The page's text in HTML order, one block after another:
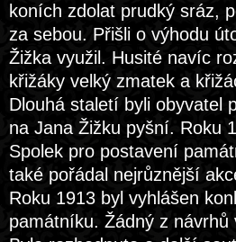
koních zdolat prudký sráz,
za sebou. Přišli o výhodu
Žižka využil. Husité navíc
křižáky velký zmatek a
Dlouhá staletí byli obyvatel
na Jana Žižku pyšní. Roku
Spolek pro postavení
také pořádal nejrůznější
Roku 1913 byl vyhlášen
památníku. Žádný z návrhů